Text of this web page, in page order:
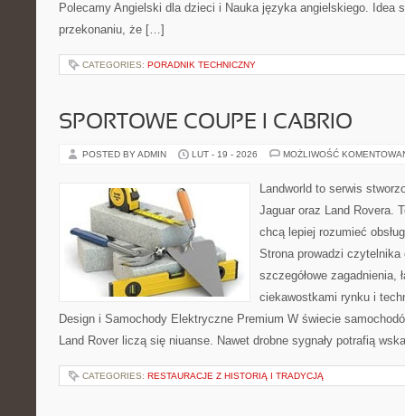
Polecamy Angielski dla dzieci i Nauka języka angielskiego. Idea
przekonaniu, że […]
CATEGORIES: PORADNIK TECHNICZNY
SPORTOWE COUPE I CABRIO
POSTED BY ADMIN LUT - 19 - 2026 MOŻLIWOŚĆ
Landworld to serwis
Jaguar oraz Land Rovera.
chcą lepiej rozumieć
Strona prowadzi czytelnika
szczegółowe zagadnienia,
ciekawostkami rynku i
Design i Samochody Elektryczne Premium W świecie
Land Rover liczą się niuanse. Nawet drobne sygnały potrafią
CATEGORIES: RESTAURACJE Z HISTORIĄ I TRADYCJĄ